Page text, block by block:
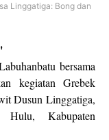
Linggatiga: Bong dan
bersama
kegiatan Grebek
Dusun Linggatiga,
Hulu, Kabupaten